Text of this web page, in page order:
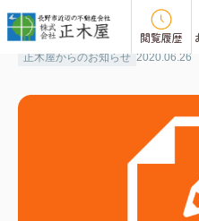
閲覧履歴
不動産の査定は
正木屋からのお知らせ 2020.06.26